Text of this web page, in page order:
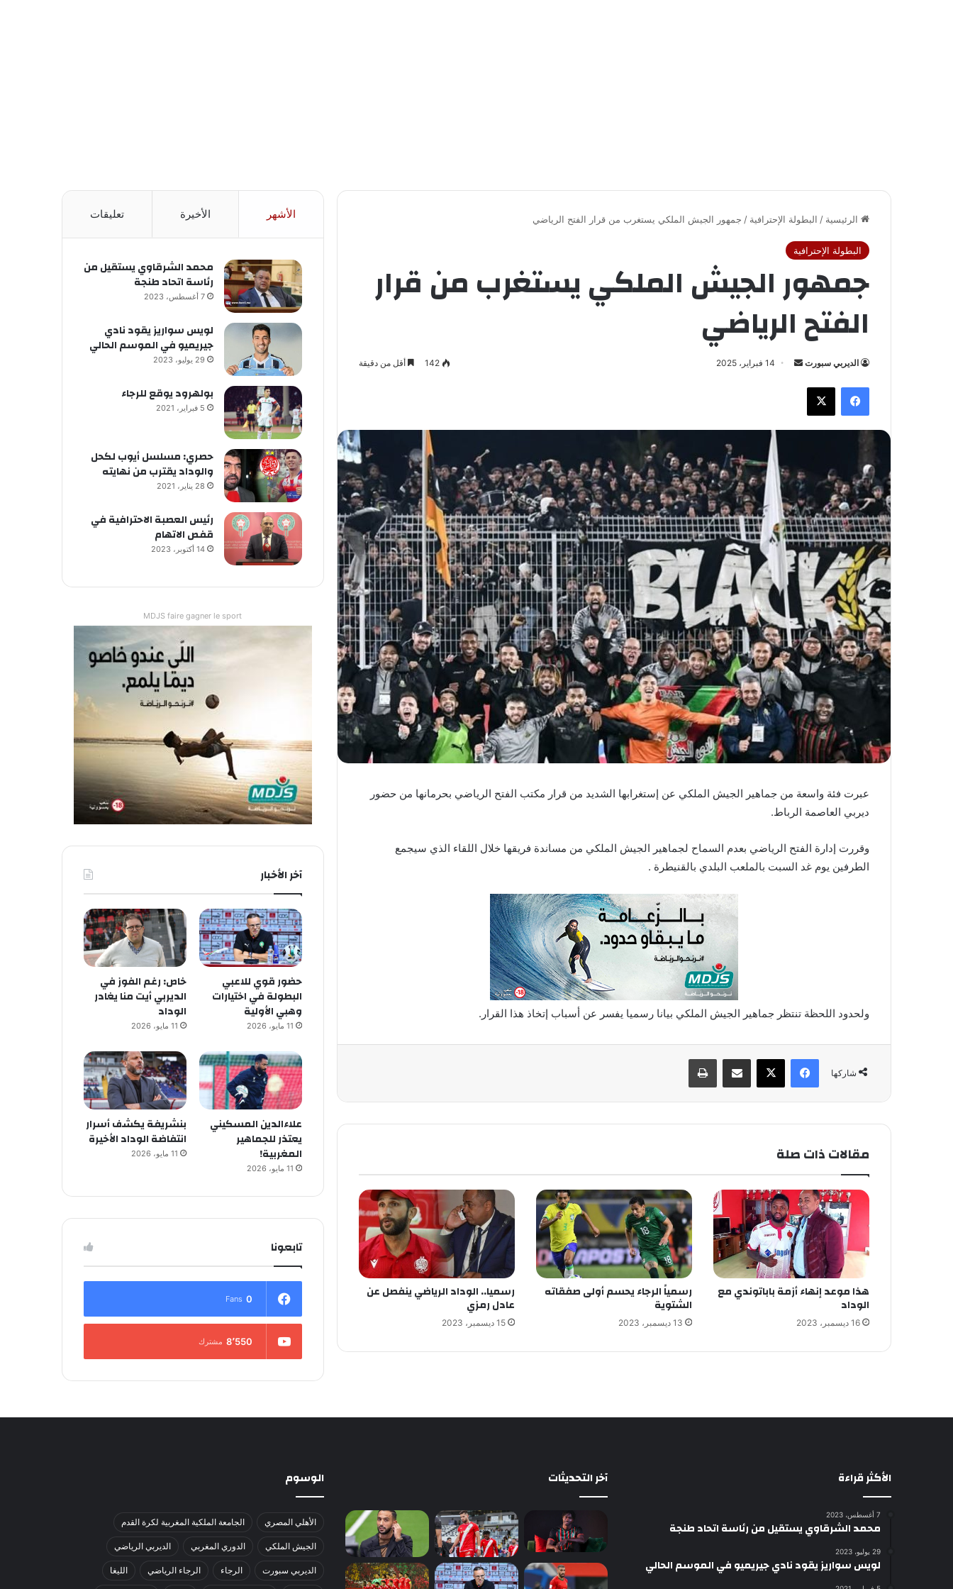
الرئيسية / البطولة الإحترافية / جمهور الجيش الملكي يستغرب من قرار الفتح الرياضي
البطولة الإحترافية
جمهور الجيش الملكي يستغرب من قرار
الفتح الرياضي
الديربي سبورت
ب
د
ا
إ
ل
ك
ت
ن
ي
ا
14 فبراير، 2025 142 أقل من دقيقة
فيسبوك
عبرت فئة واسعة من جماهير الجيش الملكي عن إستغرابها الشديد من قرار مكتب الفتح الرياضي بحرمانها من حضور
ديربي العاصمة الرباط.
وقررت إدارة الفتح الرياضي بعدم السماح لجماهير الجيش الملكي من مساندة فريقها خلال اللقاء الذي سيجمع
الطرفين يوم غد السبت بالملعب البلدي بالقنيطرة .
ولحدود اللحظة تنتظر جماهير الجيش الملكي بيانا رسميا يفسر عن أسباب إتخاذ هذا القرار.
شاركها
فيسبوك
مقالات ذات صلة
هذا موعد إنهاء أزمة باباتوندي مع
الوداد
16 ديسمبر، 2023
رسمياً الرجاء يحسم أولى صفقاته
الشتوية
13 ديسمبر، 2023
رسميا.. الوداد الرياضي ينفصل عن
عادل رمزي
15 ديسمبر، 2023
الأشهر الأخيرة تعليقات
محمد الشرقاوي يستقيل من
رئاسة اتحاد طنجة
7 أغسطس، 2023
لويس سواريز يقود نادي
جيريميو في الموسم الحالي
29 يوليو، 2023
بولهرود يوقع للرجاء
5 فبراير، 2021
حصري: مسلسل أيوب لكحل
والوداد يقترب من نهايته
28 يناير، 2021
رئيس العصبة الاحترافية في
قفص الاتهام
14 أكتوبر، 2023
MDJS faire gagner le sport
آخر الأخبار
حضور قوي للاعبي
البطولة في اختيارات
وهبي الأولية
11 مايو، 2026
خاص: رغم الفوز في
الديربي أيت منا يغادر
الوداد
11 مايو، 2026
علاءالدين المسكيني
يعتذر للجماهير
المغربية!
11 مايو، 2026
بنشريفة يكشف أسرار
انتفاضة الوداد الأخيرة
11 مايو، 2026
تابعونا
0
Fans
8٬550 مشترك
الأكثر قراءة
7 أغسطس، 2023
محمد الشرقاوي يستقيل من رئاسة اتحاد طنجة
29 يوليو، 2023
لويس سواريز يقود نادي جيريميو في الموسم الحالي
آخر التحديثات الوسوم
الأهلي المصري الجامعة الملكية المغربية لكرة القدم
الجيش الملكي الدوري المغربي الديربي الرياضي
الديربي سبورت الرجاء الرجاء الرياضي الليغا